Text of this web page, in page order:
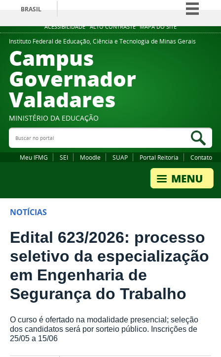
ACESSIBILIDADE ALTO CONTRASTE MAPA DO SITE
BRASIL
Simplifique!
Comunica BR
Instituto Federal de Educação, Ciência e Tecnologia de Minas Gerais
Campus
Governador
Valadares
MINISTÉRIO DA EDUCAÇÃO
Buscar no portal
Meu IFMG SEI Moodle SUAP Portal Reitoria Contato
NOTÍCIAS
Edital 623/2026: processo
seletivo da especialização
em Engenharia de
Segurança do Trabalho
O curso é ofertado na modalidade presencial; seleção
dos candidatos será por sorteio público. Inscrições de
25/05 a 15/06